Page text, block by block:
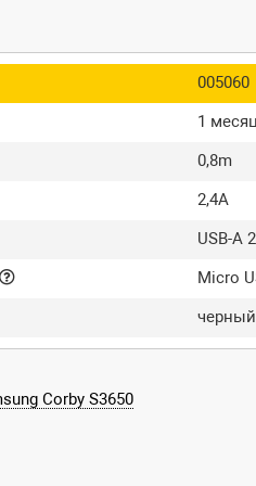
005060
1
0,8m
2,4A
USB-A
Micro
черный
Corby S3650